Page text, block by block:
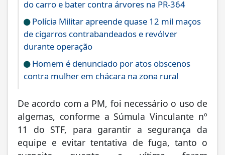
do carro e bater contra árvores na PR-364
Polícia Militar apreende quase 12 mil maços
de cigarros contrabandeados e revólver
durante operação
Homem é denunciado por atos obscenos
contra mulher em chácara na zona rural
De acordo com a PM, foi necessário o uso de
algemas, conforme a Súmula Vinculante nº
11 do STF, para garantir a segurança da
equipe e evitar tentativa de fuga, tanto o